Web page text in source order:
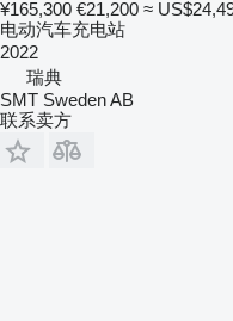
¥165,300 €21,200 ≈
电动汽车充电站
2022
瑞典
SMT Sweden AB
联系卖方